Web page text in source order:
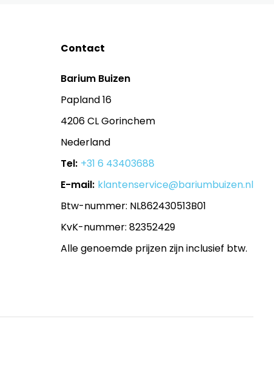
Contact
Barium Buizen
Papland 16
4206 CL Gorinchem
Nederland
Tel: +31 6 43403688
E-mail: klantenservice@bariumbuizen.nl
Btw-nummer: NL862430513B01
KvK-nummer: 82352429
Alle genoemde prijzen zijn inclusief btw.